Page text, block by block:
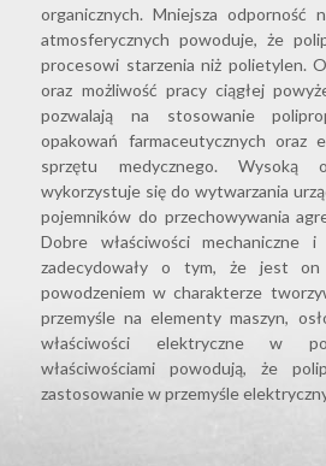
organicznych. Mniejsza odporność
atmosferycznych powoduje, że
procesowi starzenia niż polietylen.
oraz możliwość pracy ciągłej
pozwalają na stosowanie
opakowań farmaceutycznych oraz
sprzętu medycznego. Wysoką
wykorzystuje się do wytwarzania
pojemników do przechowywania
Dobre właściwości mechaniczne
zadecydowały o tym, że jest
powodzeniem w charakterze
przemyśle na elementy maszyn,
właściwości elektryczne w
właściwościami powodują, że
zastosowanie w przemyśle